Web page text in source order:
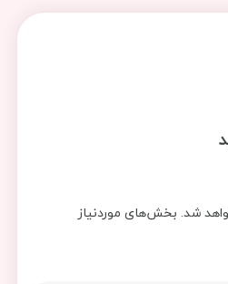
شد. بخش‌های موردنیاز